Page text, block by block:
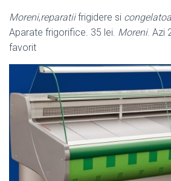
Moreni,reparatiifrigidere si
Aparate frigorifice. 35 lei. Moreni. Azi
favorit